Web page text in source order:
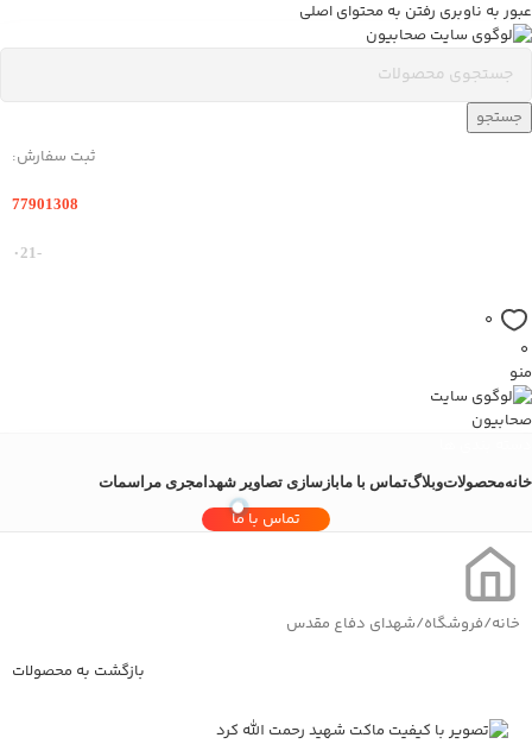
عبور به ناوبری رفتن به محتوای اصلی
جستجو
ثبت سفارش:
77901308
-۰21
0
0
منو
خانهمحصولاتوبلاگتماس با مابازسازی تصاویر شهدا مجری مراسمات
تماس با ما
خانه/فروشگاه/شهدای دفاع مقدس
بازگشت به محصولات